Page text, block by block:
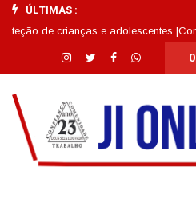
ÚLTIMAS :
de crianças e adolescentes |Com